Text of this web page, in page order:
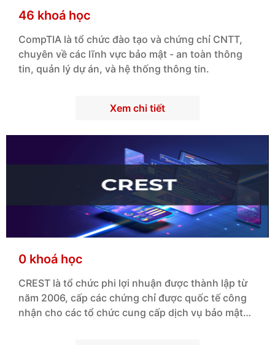
46 khoá học
CompTIA là tổ chức đào tạo và chứng chỉ CNTT,
chuyên về các lĩnh vực bảo mật - an toàn thông
tin, quản lý dự án, và hệ thống thông tin.
Xem chi tiết
0 khoá học
CREST là tổ chức phi lợi nhuận được thành lập từ
năm 2006, cấp các chứng chỉ được quốc tế công
nhận cho các tổ chức cung cấp dịch vụ bảo mật